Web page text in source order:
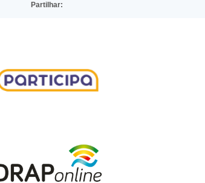
Partilhar: